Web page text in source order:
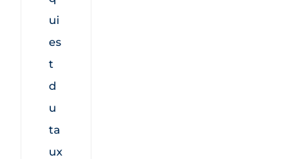
ui
es
t
d
u
ta
ux